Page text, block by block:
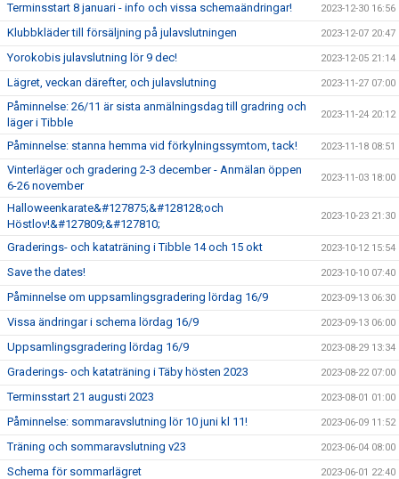
Terminsstart 8 januari - info och vissa schemaändringar! 2023-12-30 16:56
Klubbkläder till försäljning på julavslutningen 2023-12-07 20:47
Yorokobis julavslutning lör 9 dec! 2023-12-05 21:14
Lägret, veckan därefter, och julavslutning 2023-11-27 07:00
Påminnelse: 26/11 är sista anmälningsdag till gradring och
läger i Tibble
2023-11-24 20:12
Påminnelse: stanna hemma vid förkylningssymtom, tack! 2023-11-18 08:51
Vinterläger och gradering 2-3 december - Anmälan öppen
6-26 november
2023-11-03 18:00
Halloweenkarate&#127875;&#128128;och
Höstlov!&#127809;&#127810;
2023-10-23 21:30
Graderings- och kataträning i Tibble 14 och 15 okt 2023-10-12 15:54
Save the dates! 2023-10-10 07:40
Påminnelse om uppsamlingsgradering lördag 16/9 2023-09-13 06:30
Vissa ändringar i schema lördag 16/9 2023-09-13 06:00
Uppsamlingsgradering lördag 16/9 2023-08-29 13:34
Graderings- och kataträning i Täby hösten 2023 2023-08-22 07:00
Terminsstart 21 augusti 2023 2023-08-01 01:00
Påminnelse: sommaravslutning lör 10 juni kl 11! 2023-06-09 11:52
Träning och sommaravslutning v23 2023-06-04 08:00
Schema för sommarlägret 2023-06-01 22:40